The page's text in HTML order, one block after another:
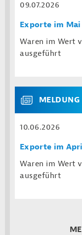
09.07.2026
Exporte im Mai
Waren im Wert
ausgeführt
MELDUNG
10.06.2026
Exporte im
Waren im Wert
ausgeführt